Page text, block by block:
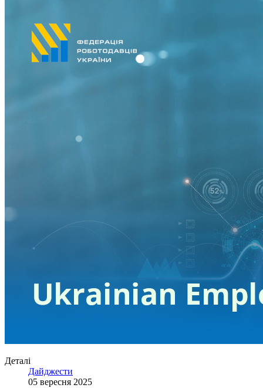
Деталі
Дайджести
05 вересня 2025